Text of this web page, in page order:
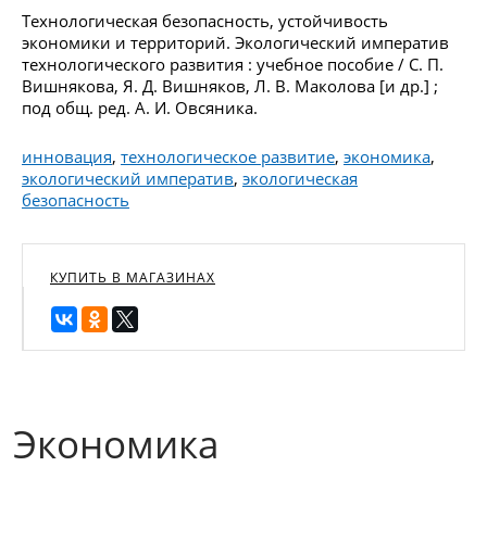
Технологическая безопасность, устойчивость
экономики и территорий. Экологический императив
технологического развития : учебное пособие / С. П.
Вишнякова, Я. Д. Вишняков, Л. В. Маколова [и др.] ;
под общ. ред. А. И. Овсяника.
инновация, технологическое развитие, экономика,
экологический императив, экологическая
безопасность
КУПИТЬ В МАГАЗИНАХ
Экономика